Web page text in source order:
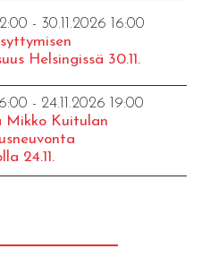
- 30.11.2026 16:00
Helsingissä 30.11.
- 24.11.2026 19:00
Mikko Kuitulan
24.11.